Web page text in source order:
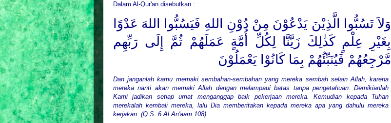
Dalam Al-Qur'an disebutkan :
وَلاَ تَسُبُّوا الَّذِيْنَ يَدْعُوْنَ مِنْ دُوْنِ اللهِ فَيَسُبُّوا اللهَ عَدْوًا
بِغَيْرِ عِلْمٍ كَذٰلِكَ زَيَّنَّا لِكُلِّ أُمَّةٍ عَمَلَهُمْ ثُمَّ إِلَى رَبِّهِم
مَّرْجِعُهُمْ فَيُنَبِّئُهُمْ بِمَا كَانُوْا يَعْمَلُوْنَ
Dan janganlah kamu memaki sembahan-sembahan yang mereka sembah selain Allah, karena
mereka nanti akan memaki Allah dengan melampaui batas tanpa pengetahuan. Demikianlah
Kami jadikan setiap umat menganggap baik pekerjaan mereka. Kemudian kepada Tuhan
merekalah kembali mereka, lalu Dia memberitakan kepada mereka apa yang dahulu mereka
kerjakan. (Q.S. 6 Al An'aam 108)